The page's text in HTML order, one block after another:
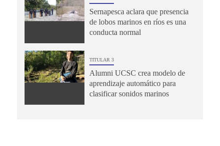
Sernapesca aclara que presencia
de lobos marinos en ríos es una
conducta normal
TITULAR 3
Alumni UCSC crea modelo de
aprendizaje automático para
clasificar sonidos marinos